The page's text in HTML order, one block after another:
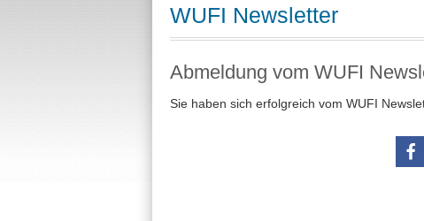
WUFI Newsletter
Abmeldung vom WUFI
Sie haben sich erfolgreich vom WUFI